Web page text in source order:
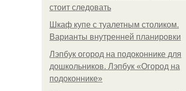
стоит следовать
Шкаф купе с туалетным столиком.
Варианты внутренней планировки
Лэпбук огород на подоконнике для
дошкольников. Лэпбук «Огород на
подоконнике»